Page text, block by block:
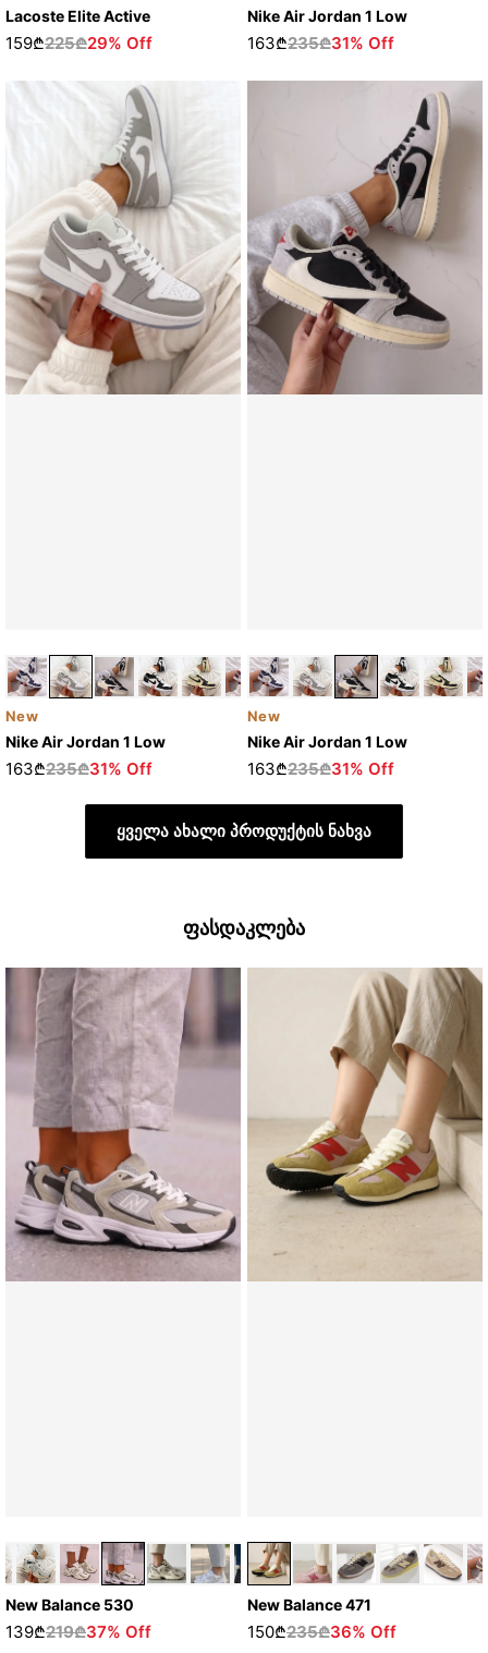
Lacoste Elite Active
159₾225₾29% Off
Nike Air Jordan 1 Low
163₾235₾31% Off
New
Nike Air Jordan 1 Low
163₾235₾31% Off
New
Nike Air Jordan 1 Low
163₾235₾31% Off
ყველა ახალი პროდუქტის ნახვა
ფასდაკლება
New Balance 530
139₾219₾37% Off
New Balance 471
150₾235₾36% Off